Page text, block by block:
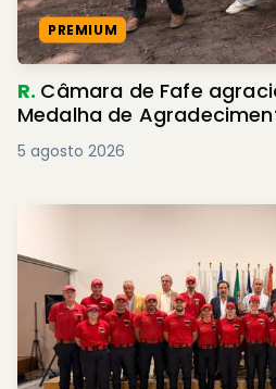
PREMIUM
R. Câmara de Fafe
Medalha de
5 agosto 2026